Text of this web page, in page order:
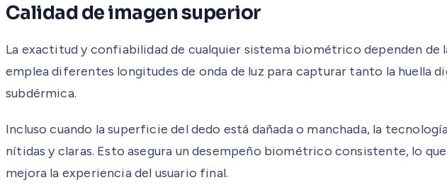
Calidad de imagen superior
La exactitud y confiabilidad de cualquier sistema biométrico dependen
emplea diferentes longitudes de onda de luz para capturar tanto la huella
subdérmica.
Incluso cuando la superficie del dedo está dañada o manchada, la
nítidas y claras. Esto asegura un desempeño biométrico consistente, lo
mejora la experiencia del usuario final.